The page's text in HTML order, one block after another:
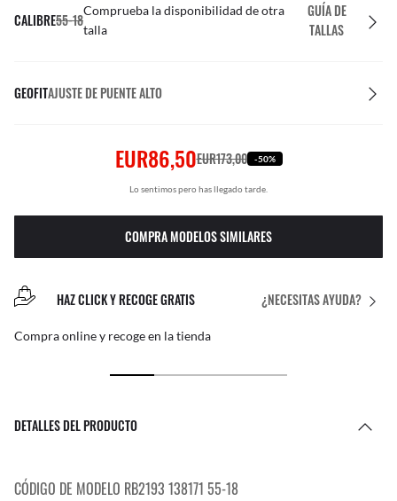
CALIBRE55-18
Comprueba la disponibilidad de otra
talla
GUÍA DE
TALLAS
GEOFITAJUSTE DE PUENTE ALTO
EUR86,50EUR173,00 -50%
Lo sentimos pero has llegado tarde.
COMPRA MODELOS SIMILARES
¿NECESITAS AYUDA?
HAZ CLICK Y RECOGE GRATIS
Compra online y recoge en la tienda
DETALLES DEL PRODUCTO
CÓDIGO DE MODELO RB2193 138171 55-18